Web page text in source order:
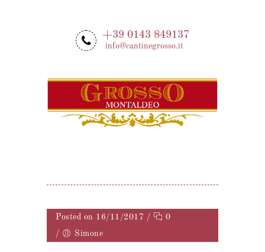
+39 0143 849137
info@cantinegrosso.it
Posted on 16/11/2017 /
0
/
Simone